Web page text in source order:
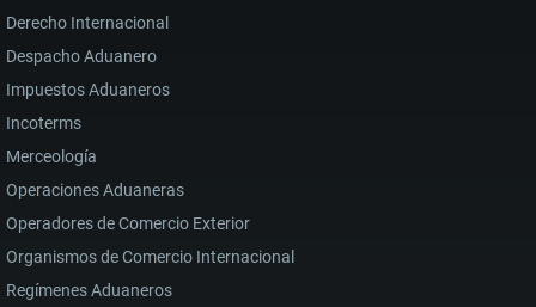
Derecho Internacional
Despacho Aduanero
Impuestos Aduaneros
Incoterms
Merceología
Operaciones Aduaneras
Operadores de Comercio Exterior
Organismos de Comercio Internacional
Regímenes Aduaneros